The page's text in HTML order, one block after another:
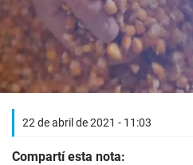
22 de abril de 2021 - 11:03
Compartí esta nota: